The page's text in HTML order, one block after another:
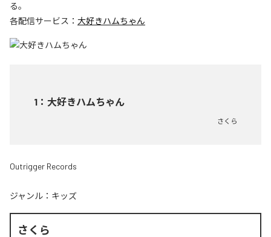
る。
各配信サービス： 大好きハムちゃん
1 ： 大好きハムちゃん
さくら
Outrigger Records
ジャンル： キッズ
さくら